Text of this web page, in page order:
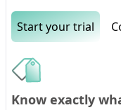
Start your trial
Know exactly